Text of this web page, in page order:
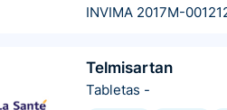
INVIMA 2017M-
Telmisartan
Tabletas -